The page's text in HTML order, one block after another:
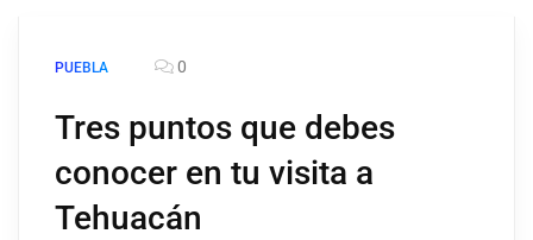
PUEBLA 0
Tres puntos que debes
conocer en tu visita a
Tehuacán